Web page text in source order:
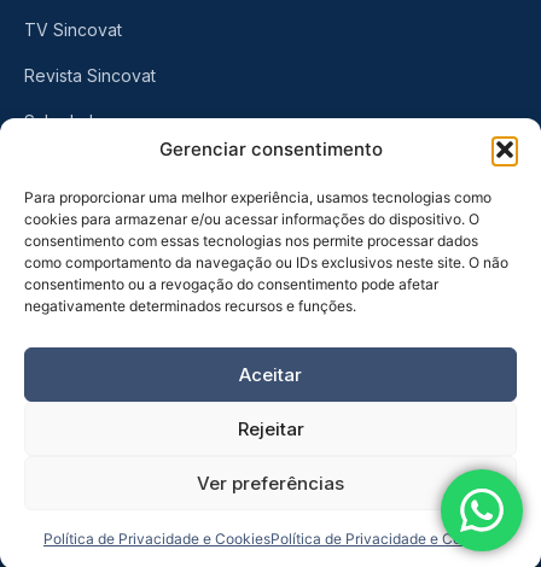
Gerenciar consentimento
Para proporcionar uma melhor experiência, usamos tecnologias como
cookies para armazenar e/ou acessar informações do dispositivo. O
consentimento com essas tecnologias nos permite processar dados
como comportamento da navegação ou IDs exclusivos neste site. O não
consentimento ou a revogação do consentimento pode afetar
negativamente determinados recursos e funções.
Aceitar
Rejeitar
Ver preferências
Política de Privacidade e CookiesPolítica de Privacidade e Cookies
TV Sincovat
Revista Sincovat
Sala de Imprensa
CONTATO
Rua Visconde do Rio Branco, 461
Centro, Taubaté-SP
(12) 3632-6570
© 2026 SINCOVAT - Sindicato do Comércio Varejista de Taubaté
e Região. Todos os direitos reservados.